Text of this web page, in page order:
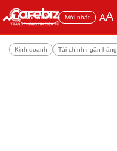
Đọc nhiều Mới nhất AA
Kinh doanh Tài chính ngân hàng